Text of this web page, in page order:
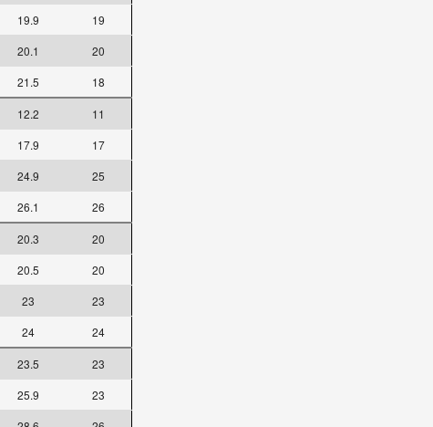
19.9
19
20.1
20
21.5 18
12.2
11
17.9
17
24.9
25
26.1 26
20.3
20
20.5
20
23
23
24 24
23.5
23
25.9
23